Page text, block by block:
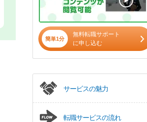
簡単1分
無料転職サポート
に申し込む
サービスの魅力
転職サービスの流れ